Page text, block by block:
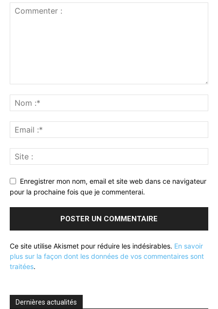
Enregistrer mon nom, email et site web dans ce navigateur
pour la prochaine fois que je commenterai.
Ce site utilise Akismet pour réduire les indésirables. En savoir
plus sur la façon dont les données de vos commentaires sont
traitées.
Dernières actualités